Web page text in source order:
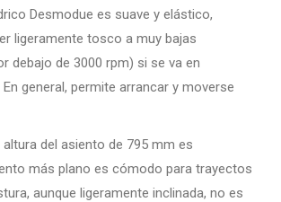
Desmodue es suave y elástico,
ligeramente tosco a muy bajas
debajo de 3000 rpm) si se va en
general, permite arrancar y moverse
altura del asiento de 795 mm es
más plano es cómodo para trayectos
aunque ligeramente inclinada, no es